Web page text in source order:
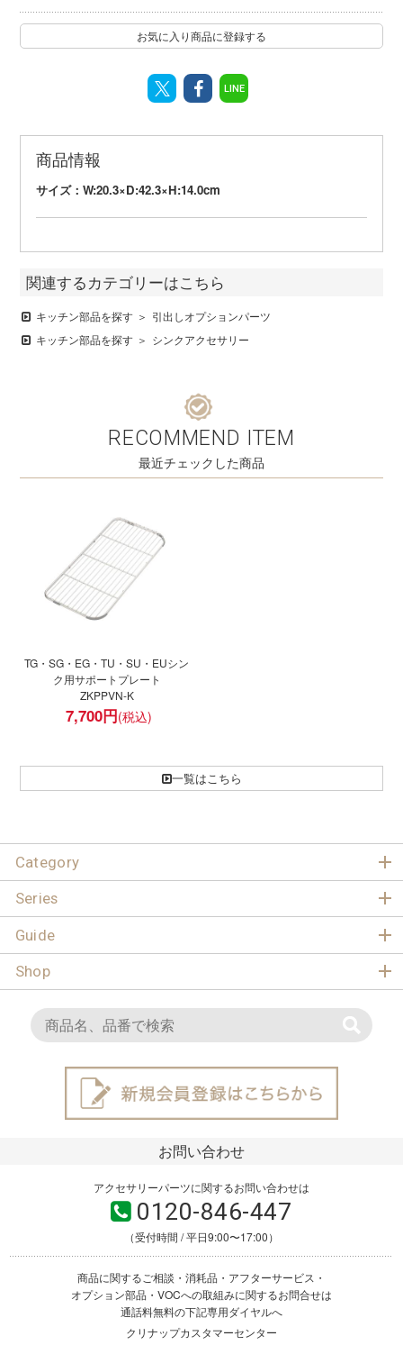
お気に入り商品に登録する
LINE
商品情報
サイズ：W:20.3×D:42.3×H:14.0cm
関連するカテゴリーはこちら
キッチン部品を探す
引出しオプションパーツ
キッチン部品を探す
シンクアクセサリー
RECOMMEND ITEM
最近チェックした商品
TG・SG・EG・TU・SU・EUシン
ク用サポートプレート
ZKPPVN-K
7,700円
一覧はこちら
Category
Series
Guide
Shop
お問い合わせ
アクセサリーパーツに関するお問い合わせは
0120-846-447
（受付時間 / 平日9:00〜17:00）
商品に関するご相談・消耗品・アフターサービス・
オプション部品・VOCへの取組みに関するお問合せは
通話料無料の下記専用ダイヤルへ
クリナップカスタマーセンター